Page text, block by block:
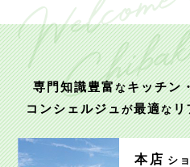
専門知識豊富なキッチン
コンシェルジュが最適なリ
本店 シ